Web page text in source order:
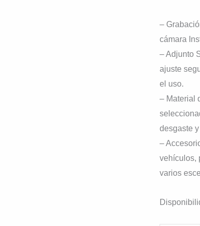
–
cámara
– Adjunto
ajuste
el uso.
– Material
desgaste
–
vehículos,
varios